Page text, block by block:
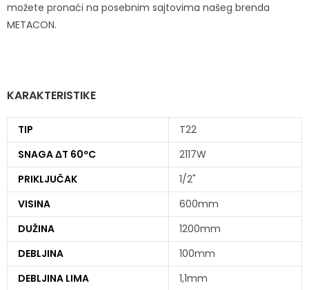
možete pronaći na posebnim sajtovima našeg brenda
METACON.
KARAKTERISTIKE
TIP
T22
SNAGA ΔT 60ºC
2117W
PRIKLJUČAK
1/2"
VISINA
600mm
DUŽINA
1200mm
DEBLJINA
100mm
DEBLJINA LIMA
1,1mm